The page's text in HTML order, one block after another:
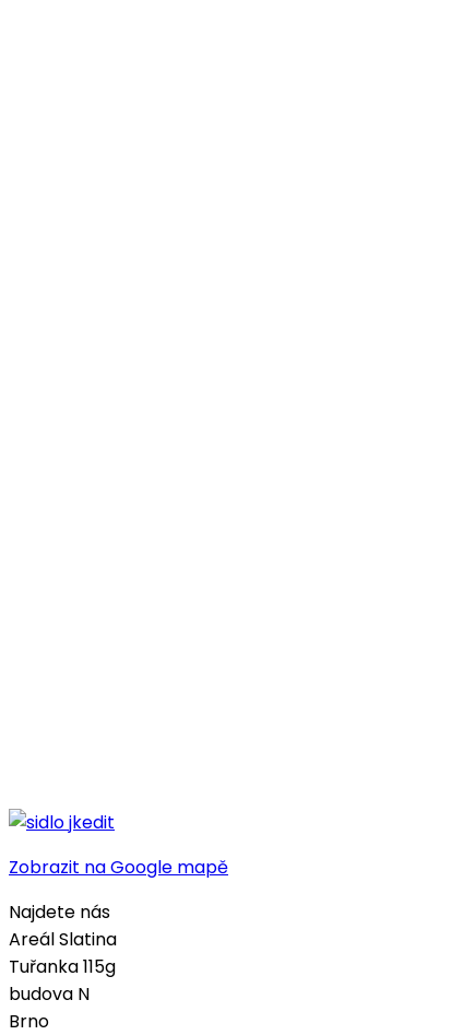
Zobrazit na Google mapě
Najdete nás
Areál Slatina
Tuřanka 115g
budova N
Brno